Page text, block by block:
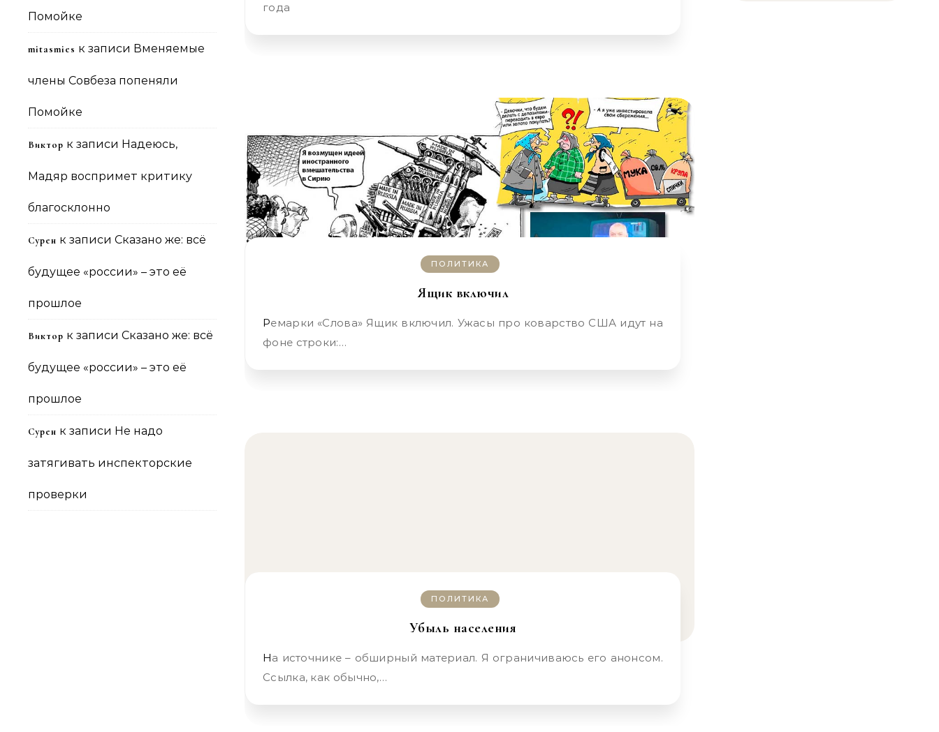
Помойке
mitasmies к записи Вменяемые
члены Совбеза попеняли
Помойке
Виктор к записи Надеюсь,
Мадяр воспримет критику
благосклонно
Сурен к записи Сказано же: всё
будущее «россии» – это её
прошлое
Виктор к записи Сказано же: всё
будущее «россии» – это её
прошлое
Сурен к записи Не надо
затягивать инспекторские
проверки
года
ПОЛИТИКА
Ящик включил
Ремарки «Слова» Ящик включил. Ужасы про коварство США идут на
фоне строки:…
ПОЛИТИКА
Убыль населения
На источнике – обширный материал. Я ограничиваюсь его анонсом.
Ссылка, как обычно,…